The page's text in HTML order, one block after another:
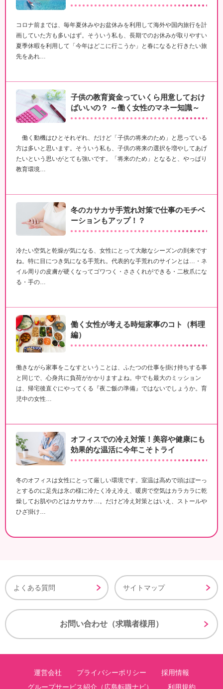
コロナ前までは、毎年夏休みやお盆休みを利用して海外や国内旅行を計
画していた方も多いはず。そういう私も、長期でのお休みが取りやすい
夏季休暇を利用して「今年はどこに行こうか」と春になると行きたい旅
先をあれ…
子供の教育資金っていくら用意しておけ
ばいいの？ ～働く女性のマネー知識～
働く動機はひとそれぞれ、だけど「子供の将来のため」と思っている
方は多いと思います。そういう私も、子供の将来の選択を増やしてあげ
たいという思いがとても強いです。「将来のため」となると、やっぱり
教育環境…
冬のカサカサ手荒れ対策で仕事のモチベ
ーションもアップ！？
冷たい空気と乾燥が気になる、女性にとって大敵なシーズンの到来です
ね。特に目につき気になる手荒れ。代表的な手荒れのサインとは…・ネ
イル周りの皮膚が硬くなってゴワつく・ささくれができる・二枚爪にな
る・手の…
働く女性が考える時短家事のコト（料理
編）
働きながら家事をこなすということは、ふたつの仕事を掛け持ちする事
と同じで、心身共に負荷がかかりますよね。中でも最大のミッション
は、帰宅後直ぐにやってくる『夜ご飯の準備』ではないでしょうか。育
児中の女性…
オフィスでの冷え対策！美容や健康にも
効果的な温活に今年こそトライ
冬のオフィスは女性にとって厳しい環境です。室温は高めで頭はぼーっ
とするのに足先は氷の様に冷たく冷え冷え、暖房で空気はカラカラに乾
燥してお肌やのどはカサカサ…。だけど冷え対策とはいえ、ストールや
ひざ掛け…
よくある質問 サイトマップ
お問い合わせ（求職者様用）
運営会社 プライバシーポリシー
採用情報
グループサービス紹介（広島転職ナビ）
利用規約